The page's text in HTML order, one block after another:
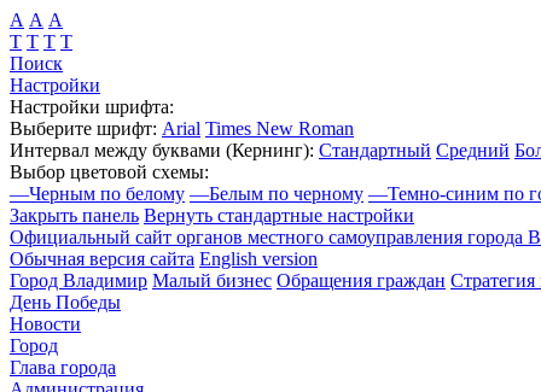
А А А
Т Т Т Т
Поиск
Настройки
Настройки шрифта:
Выберите шрифт: Arial Times New Roman
Интервал между буквами (Кернинг): Стандартный Средний
Выбор цветовой схемы:
—Черным по белому —Белым по черному —Темно-синим по
Закрыть панель Вернуть стандартные настройки
Официальный сайт органов местного самоуправления города
Обычная версия сайта English version
Город Владимир Малый бизнес Обращения граждан Стратегия
День Победы
Новости
Город
Глава города